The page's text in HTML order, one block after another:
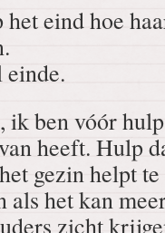
het eind hoe
ben vóór
heeft. Hulp
gezin helpt
als het kan
zicht